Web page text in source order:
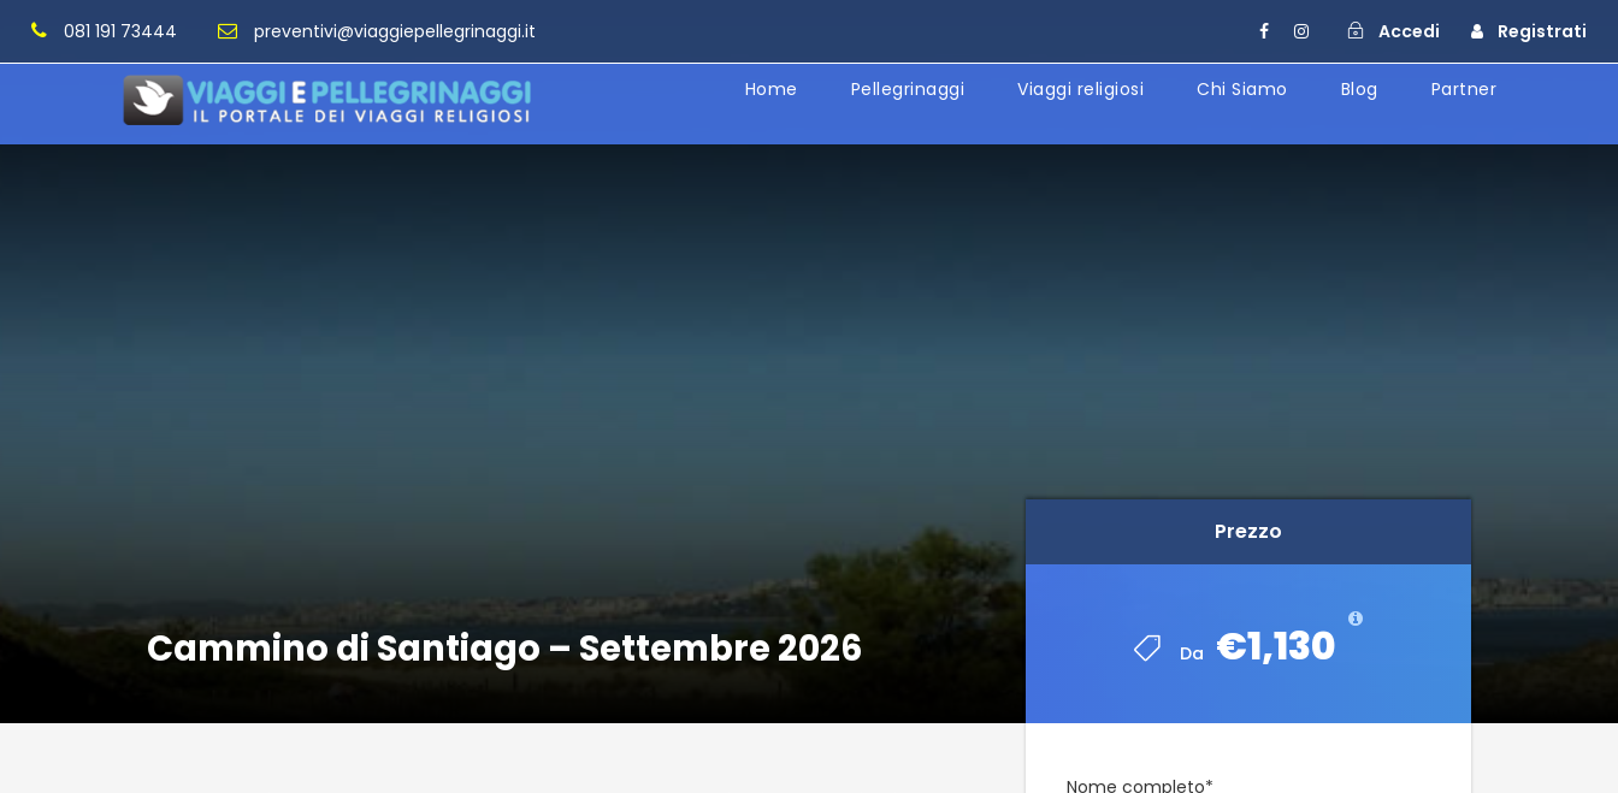
081 191 73444 preventivi@viaggiepellegrinaggi.it Accedi Registrati
Home Pellegrinaggi Viaggi religiosi Chi Siamo Blog Partner
Cammino di Santiago – Settembre 2026
Prezzo
Da €1,130
Prezzo
Da €1,130
Nome completo*